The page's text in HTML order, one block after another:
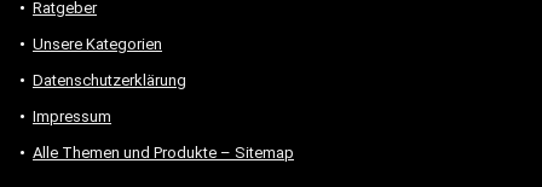
Ratgeber
Unsere Kategorien
Datenschutzerklärung
Impressum
Alle Themen und Produkte – Sitemap